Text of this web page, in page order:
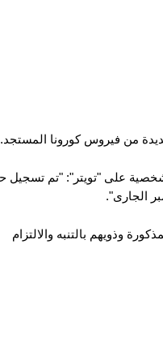
من فيروس كورونا المستجد.